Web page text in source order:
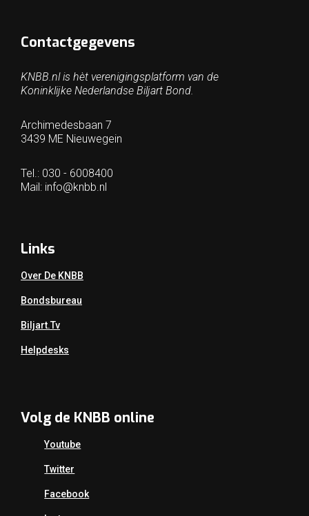
Contactgegevens
KNBB.nl is hèt verenigingsplatform van de
Koninklijke Nederlandse Biljart Bond.
Archimedesbaan 7
3439 ME Nieuwegein
Tel.: 030 - 6008400
Mail: info@knbb.nl
Links
Over De KNBB
Bondsbureau
Biljart.tv
Helpdesks
Volg de KNBB online
Youtube
Twitter
Facebook